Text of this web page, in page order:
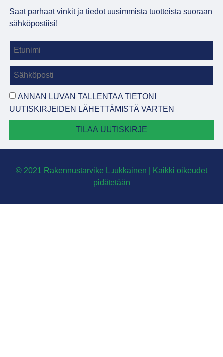
Saat parhaat vinkit ja tiedot uusimmista tuotteista suoraan
sähköpostiisi!
ANNAN LUVAN TALLENTAA TIETONI
UUTISKIRJEIDEN LÄHETTÄMISTÄ VARTEN
TILAA UUTISKIRJE
© 2021 Rakennustarvike Luukkainen | Kaikki oikeudet
pidätetään